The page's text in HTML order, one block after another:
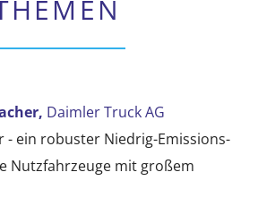
Daimler Truck AG
- ein robuster Niedrig-Emissions-
Nutzfahrzeuge mit großem